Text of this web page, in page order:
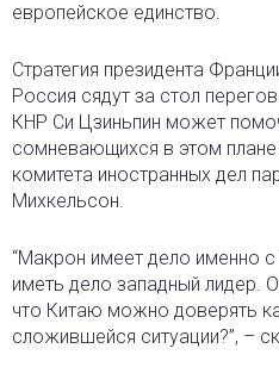
европейское единство.
Стратегия президента
Россия сядут за стол
КНР Си Цзиньпин может
сомневающихся в этом плане
комитета иностранных дел
Михкельсон.
“Макрон имеет дело именно
иметь дело западный лидер.
что Китаю можно доверять
сложившейся ситуации?”, –